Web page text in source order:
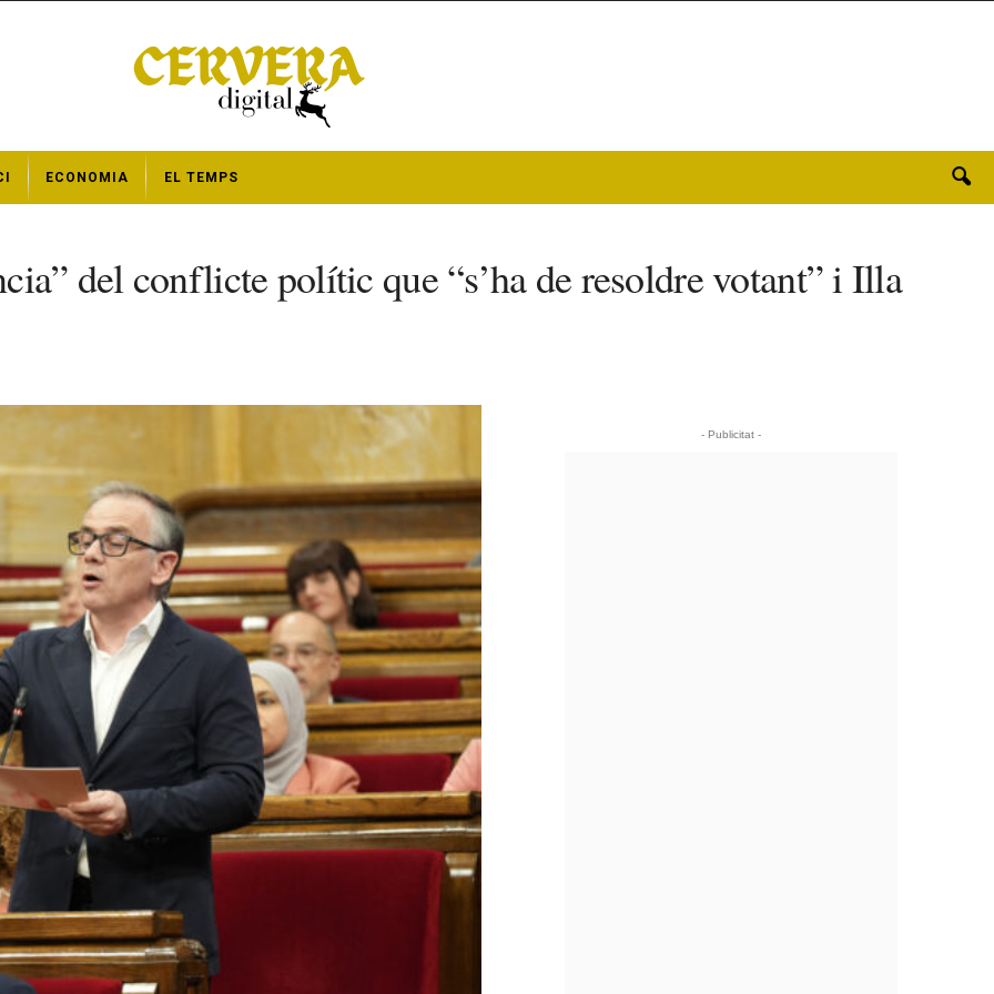
ECONOMIA EL TEMPS
del conflicte polític que “s’ha de resoldre votant” i Illa
- Publicitat -